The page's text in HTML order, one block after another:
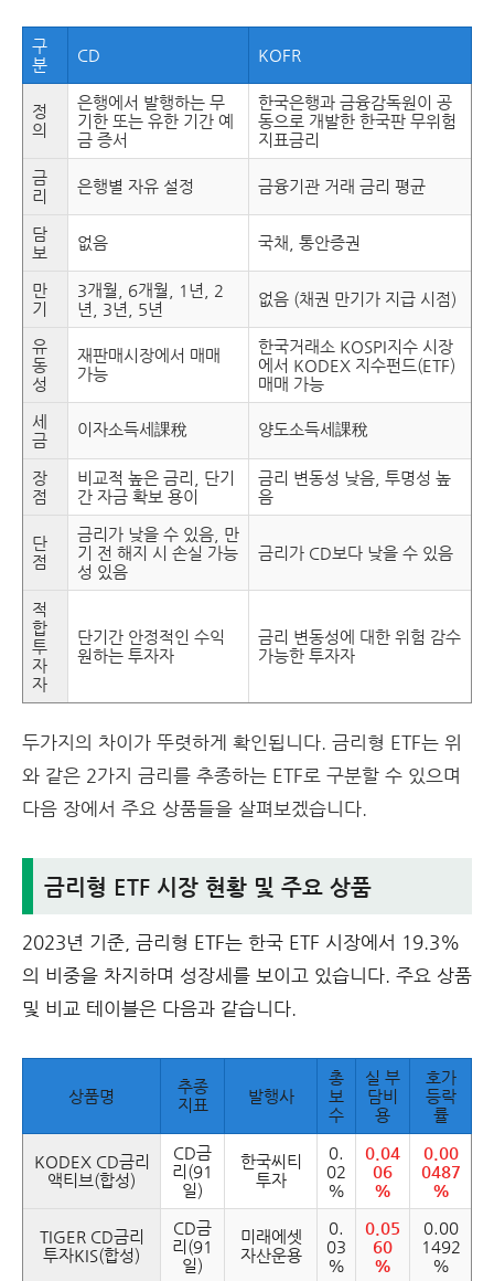
구
분
CD KOFR
정
의
은행에서 발행하는 무
기한 또는 유한 기간 예
금 증서
한국은행과 금융감독원이 공
동으로 개발한 한국판 무위험
지표금리
금
리
은행별 자유 설정 금융기관 거래 금리 평균
담
보
없음 국채, 통안증권
만
기
3개월, 6개월, 1년, 2
년, 3년, 5년
없음 (채권 만기가 지급 시점)
유
동
성
재판매시장에서 매매
가능
한국거래소 KOSPI지수 시장
에서 KODEX 지수펀드(ETF)
매매 가능
세
금
이자소득세課稅 양도소득세課稅
장
점
비교적 높은 금리, 단기
간 자금 확보 용이
금리 변동성 낮음, 투명성 높
음
단
점
금리가 낮을 수 있음, 만
기 전 해지 시 손실 가능
성 있음
금리가 CD보다 낮을 수 있음
적
합
투
자
자
단기간 안정적인 수익
원하는 투자자
금리 변동성에 대한 위험 감수
가능한 투자자
두가지의 차이가 뚜렷하게 확인됩니다. 금리형 ETF는 위
와 같은 2가지 금리를 추종하는 ETF로 구분할 수 있으며
다음 장에서 주요 상품들을 살펴보겠습니다.
금리형 ETF 시장 현황 및 주요 상품
2023년 기준, 금리형 ETF는 한국 ETF 시장에서 19.3%
의 비중을 차지하며 성장세를 보이고 있습니다. 주요 상품
및 비교 테이블은 다음과 같습니다.
상품명
추종
지표
발행사
총
보
수
실 부
담비
용
호가
등락
률
KODEX CD금리
액티브(합성)
CD금
리(91
일)
한국씨티
투자
0.
02
%
0.04
06
%
0.00
0487
%
TIGER CD금리
투자KIS(합성)
CD금
리(91
일)
미래에셋
자산운용
0.
03
%
0.05
60
%
0.00
1492
%